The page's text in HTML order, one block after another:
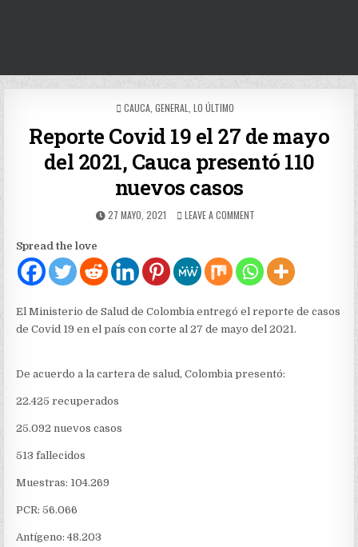
POSTED
CAUCA GENERAL LO ÚLTIMO
Reporte Covid 19 el 27 de mayo
del 2021, Cauca presentó 110
nuevos casos
PUBLISHED
27 MAYO, 2021 LEAVE A COMMENTON
19
EL
27
MAYO
DEL
2021,
110
Spread the love
El Ministerio de Salud de Colombia entregó el reporte de casos
de Covid 19 en el país con corte al 27 de mayo del 2021.
De acuerdo a la cartera de salud, Colombia presentó:
22.425 recuperados
25.092 nuevos casos
513 fallecidos
Muestras: 104.269
PCR: 56.066
Antígeno: 48.203